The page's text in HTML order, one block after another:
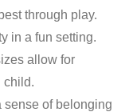
through play.
in a fun setting.
allow for
child.
sense of belonging